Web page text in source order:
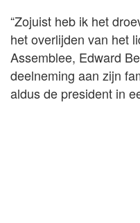
“Zojuist heb ik het
het overlijden van het
Assemblee, Edward
deelneming aan zijn
aldus de president in